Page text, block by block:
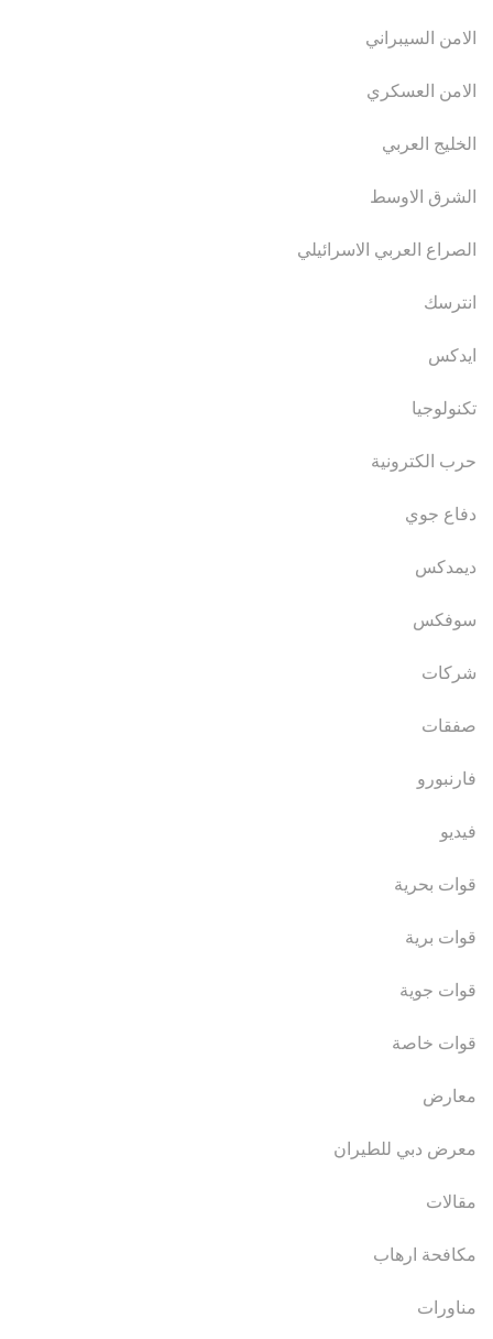
الامن السيبراني
الامن العسكري
الخليج العربي
الشرق الاوسط
الصراع العربي الاسرائيلي
انترسك
ايدكس
تكنولوجيا
حرب الكترونية
دفاع جوي
ديمدكس
سوفكس
شركات
صفقات
فارنبورو
فيديو
قوات بحرية
قوات برية
قوات جوية
قوات خاصة
معارض
معرض دبي للطيران
مقالات
مكافحة ارهاب
مناورات